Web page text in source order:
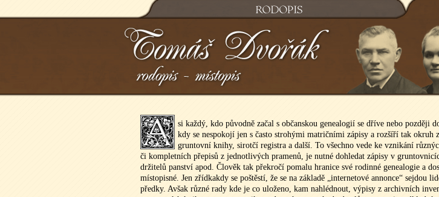
Osobní
si každý, kdo původně začal s občanskou genealogií se dříve nebo později
kdy se nespokojí jen s často strohými matričními zápisy a rozšíří tak okruh
gruntovní knihy, sirotčí registra a další. To všechno vede ke vznikání
či kompletních přepisů z jednotlivých pramenů, je nutné dohledat zápisy v
držitelů panství apod. Člověk tak překročí pomalu hranice své rodinné genealogie a
místopisné. Jen zřídkakdy se poštěstí, že se na základě „internetové annonce“ sejdou
předky. Avšak různé rady kde je co uloženo, kam nahlédnout, výpisy z archivních